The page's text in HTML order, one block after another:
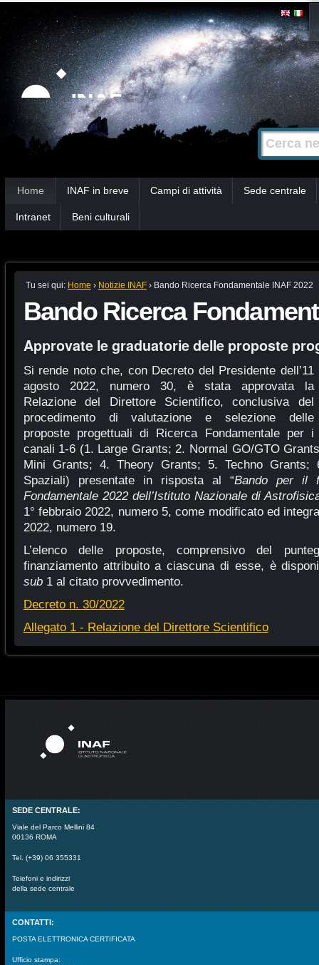
Strumenti
personali
Salta
contenuti.
|
Salta
alla
navigazione
Cerca nel
Ricerca
avanzata…
Home INAF in breve Campi di attività Sede centrale
Intranet Beni culturali
Tu sei qui: Home › Notizie INAF › Bando Ricerca Fondamentale INAF 2022
Bando Ricerca
Approvate le graduatorie delle proposte
Si rende noto che, con Decreto del Presidente dell’11
agosto 2022, numero 30, è stata approvata la
Relazione del Direttore Scientifico, conclusiva del
procedimento di valutazione e selezione delle
proposte progettuali di Ricerca Fondamentale per i
canali 1-6 (1. Large Grants; 2. Normal GO/GTO
Mini Grants; 4. Theory Grants; 5. Techno Grants;
Spaziali) presentate in risposta al “Bando per il
Fondamentale 2022 dell’Istituto Nazionale di
1° febbraio 2022, numero 5, come modificato ed
2022, numero 19.
L’elenco delle proposte, comprensivo del
finanziamento attribuito a ciascuna di esse, è
sub1 al citato provvedimento.
Decreto n. 30/2022
Allegato 1 - Relazione del Direttore Scientifico
SEDE CENTRALE:
Viale del Parco Mellini 84
00136 ROMA
Tel. (+39) 06 355331
Telefoni e indirizzi
della sede centrale
CONTATTI:
POSTA ELETTRONICA CERTIFICATA
Ufficio stampa: